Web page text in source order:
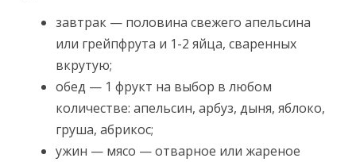
завтрак — половина свежего апельсина
или грейпфрута и 1-2 яйца, сваренных
вкрутую;
обед — 1 фрукт на выбор в любом
количестве: апельсин, арбуз, дыня, яблоко,
груша, абрикос;
ужин — мясо — отварное или жареное